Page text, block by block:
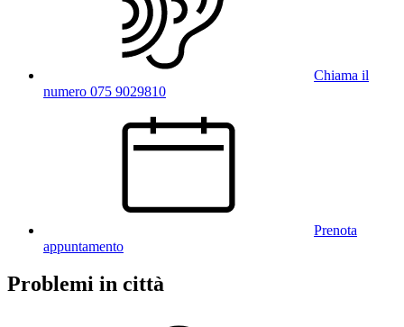
Chiama il
numero 075 9029810
Prenota
appuntamento
Problemi in città